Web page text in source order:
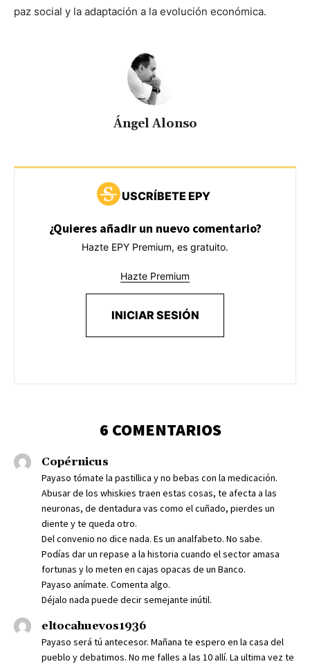
paz social y la adaptación a la evolución económica.
Ángel Alonso
USCRÍBETE EPY
¿Quieres añadir un nuevo comentario?
Hazte EPY Premium, es gratuito.
Hazte Premium
INICIAR SESIÓN
6 COMENTARIOS
Copérnicus
Payaso tómate la pastillica y no bebas con la medicación.
Abusar de los whiskies traen estas cosas, te afecta a las
neuronas, de dentadura vas como el cuñado, pierdes un
diente y te queda otro.
Del convenio no dice nada. Es un analfabeto. No sabe.
Podías dar un repase a la historia cuando el sector amasa
fortunas y lo meten en cajas opacas de un Banco.
Payaso anímate. Comenta algo.
Déjalo nada puede decir semejante inútil.
eltocahuevos1936
Payaso será tú antecesor. Mañana te espero en la casa del
pueblo y debatimos. No me falles a las 10 allí. La ultima vez te